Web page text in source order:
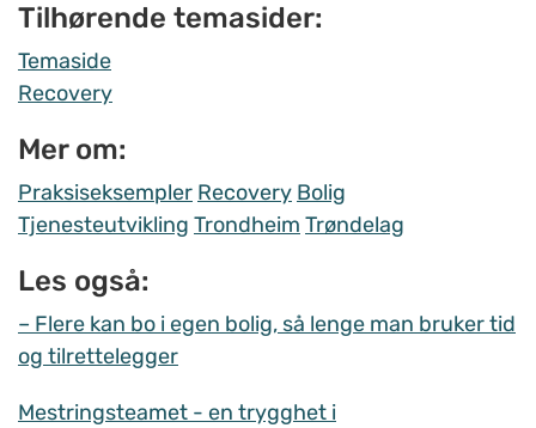
Tilhørende temasider:
Temaside
Recovery
Mer om:
Praksiseksempler Recovery Bolig
Tjenesteutvikling Trondheim Trøndelag
Les også:
– Flere kan bo i egen bolig, så lenge man bruker tid
og tilrettelegger
Mestringsteamet - en trygghet i